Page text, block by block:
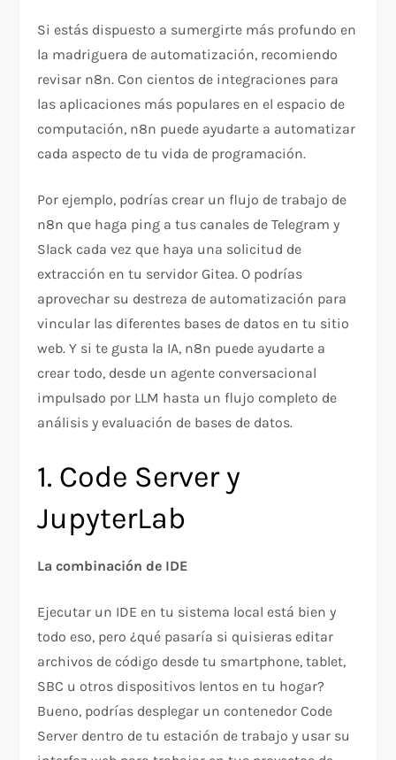
Si estás dispuesto a sumergirte más profundo en
la madriguera de automatización, recomiendo
revisar n8n. Con cientos de integraciones para
las aplicaciones más populares en el espacio de
computación, n8n puede ayudarte a automatizar
cada aspecto de tu vida de programación.
Por ejemplo, podrías crear un flujo de trabajo de
n8n que haga ping a tus canales de Telegram y
Slack cada vez que haya una solicitud de
extracción en tu servidor Gitea. O podrías
aprovechar su destreza de automatización para
vincular las diferentes bases de datos en tu sitio
web. Y si te gusta la IA, n8n puede ayudarte a
crear todo, desde un agente conversacional
impulsado por LLM hasta un flujo completo de
análisis y evaluación de bases de datos.
1. Code Server y
JupyterLab
La combinación de IDE
Ejecutar un IDE en tu sistema local está bien y
todo eso, pero ¿qué pasaría si quisieras editar
archivos de código desde tu smartphone, tablet,
SBC u otros dispositivos lentos en tu hogar?
Bueno, podrías desplegar un contenedor Code
Server dentro de tu estación de trabajo y usar su